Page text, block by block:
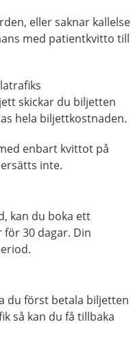
eller saknar kallelse
med patientkvitto till
skickar du biljetten
hela biljettkostnaden.
enbart kvittot på
inte.
kan du boka ett
30 dagar. Din
du först betala biljetten
så kan du få tillbaka